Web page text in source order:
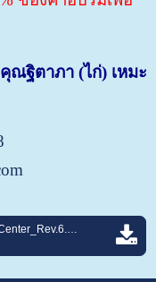
ณฐิตาภา (ไก่) เหมะ
ใบสมัครอบรม_สถาบัน_People_Develop_Center_Rev.6.pdf